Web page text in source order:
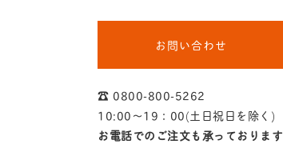
お問い合わせ
☎︎ 0800-800-5262
10:00〜19：00(土日祝日を除く)
お電話でのご注文も承っております